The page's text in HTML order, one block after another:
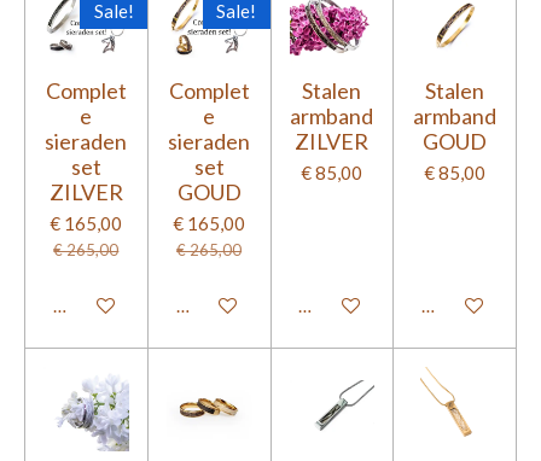
Sale!
Complet
e
sieraden
set
ZILVER
€ 165,00
€ 265,00
Bekijk details
Sale!
Complet
e
sieraden
set
GOUD
€ 165,00
€ 265,00
Bekijk details
Stalen
armband
ZILVER
€ 85,00
Bekijk details
Stalen
armband
GOUD
€ 85,00
Bekijk details